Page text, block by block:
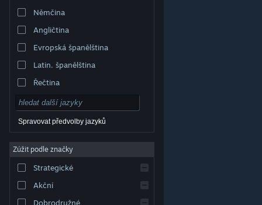
© Valve Corporation. Všechna práva vyhrazena.
příslušných subjektů v USA a dalších zemích.
Smlouva o užívání služby Steam
Cookies
Němčina
Angličtina
Evropská španělština
Latin. španělština
Řečtina
Spravovat předvolby jazyků
Zúžit podle značky
Strategické
Akční
Dobrodružné